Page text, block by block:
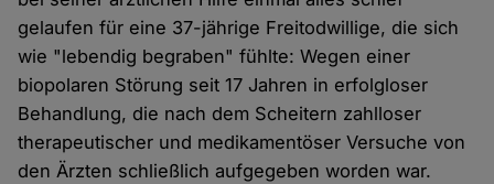
gelaufen für eine 37-jährige Freitodwillige, die sich
wie "lebendig begraben" fühlte: Wegen einer
biopolaren Störung seit 17 Jahren in erfolgloser
Behandlung, die nach dem Scheitern zahlloser
therapeutischer und medikamentöser Versuche von
den Ärzten schließlich aufgegeben worden war.